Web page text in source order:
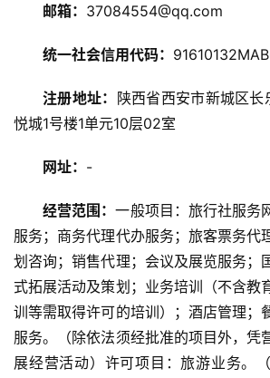
略
产
热
门
景
点
邮箱： 37084554@qq.com
统一社会信用代码：
注册地址：
陕西省西安市新城区
悦城1号楼1单元10层02室
网址： -
经营范围：一般项目：旅行社服务
服务；商务代理代办服务；旅客票务代
划咨询；销售代理；会议及展览服务；
式拓展活动及策划；业务培训（不含教
训等需取得许可的培训）；酒店管理；
服务。（除依法须经批准的项目外，凭
展经营活动）许可项目：旅游业务。